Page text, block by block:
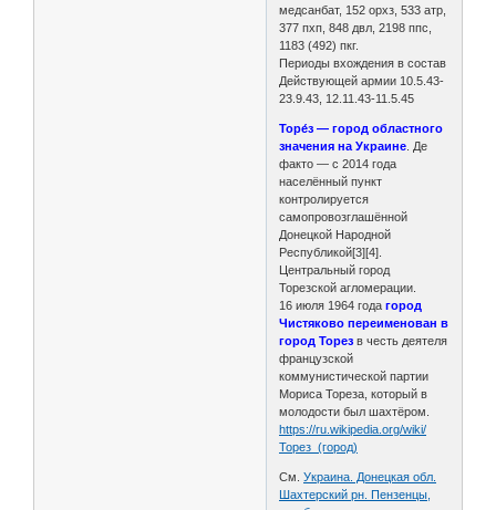
медсанбат, 152 орхз, 533 атр,
377 пхп, 848 двл, 2198 ппс,
1183 (492) пкг.
Периоды вхождения в состав
Действующей армии 10.5.43-
23.9.43, 12.11.43-11.5.45
Торе́з — город областного
значения на Украине . Де
факто — с 2014 года
населённый пункт
контролируется
самопровозглашённой
Донецкой Народной
Республикой[3][4].
Центральный город
Торезской агломерации.
16 июля 1964 годагород
Чистяково переименован в
город Торез в честь деятеля
французской
коммунистической партии
Мориса Тореза, который в
молодости был шахтёром.
https://ru.wikipedia.org/wiki/
Торез_(город)
См.Украина. Донецкая обл.
Шахтерский рн. Пензенцы,